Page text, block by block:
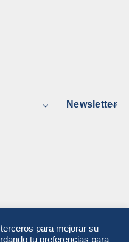
Newsletter
para mejorar su
tu preferencias para